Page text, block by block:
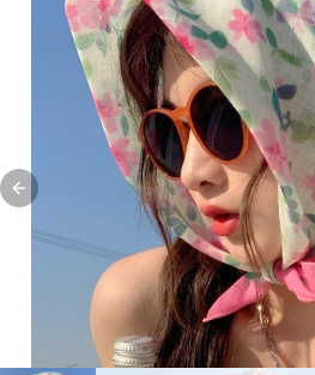
Previous slide